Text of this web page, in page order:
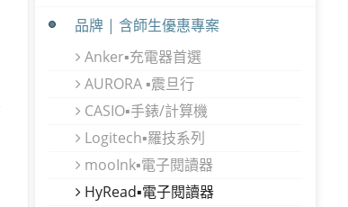
品牌 | 含師生優惠專案
Anker▪充電器首選
AURORA ▪震旦行
CASIO▪手錶/計算機
Logitech▪羅技系列
mooInk▪電子閱讀器
HyRead▪電子閱讀器